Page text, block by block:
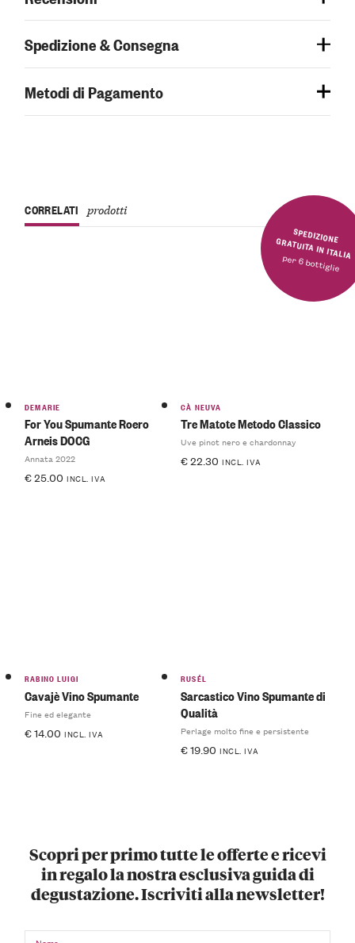
Spedizione & Consegna
Metodi di Pagamento
SPEDIZIONE GRATUITA IN ITALIA
per 6 bottiglie
CORRELATI prodotti
DEMARIE
For You Spumante Roero
Arneis DOCG
Annata 2022
€25.00 INCL. IVA
CÀ NEUVA
Tre Matote Metodo Classico
Uve pinot nero e chardonnay
€22.30 INCL. IVA
RABINO LUIGI
Cavajè Vino Spumante
Fine ed elegante
€14.00 INCL. IVA
RUSÉL
Sarcastico Vino Spumante di
Qualità
Perlage molto fine e persistente
€19.90 INCL. IVA
Scopri per primo tutte le offerte e ricevi
in regalo la nostra esclusiva guida di
degustazione. Iscriviti alla newsletter!